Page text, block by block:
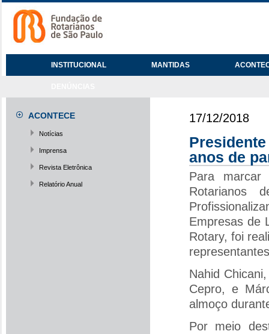
INSTITUCIONAL MANTIDAS
ACONTECE
Notícias
Imprensa
Revista Eletrônica
Relatório Anual
17/12/2018
anos de
Para
Rotarianos
Empresas de
Rotary, foi
Nahid
Cepro, e
almoço
Por meio